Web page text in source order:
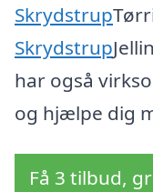
Skrydstrup
Skrydstrup
har også
og hjælpe dig
Få 3 tilbud,